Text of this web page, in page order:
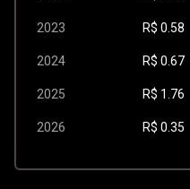
2023 R$ 0.58
2024 R$ 0.67
2025 R$ 1.76
2026 R$ 0.35